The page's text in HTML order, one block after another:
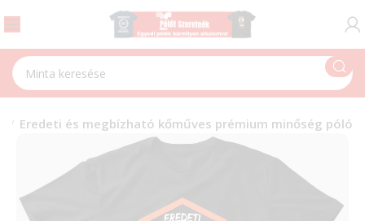
Eredeti és megbízható kőműves prémium minőség póló